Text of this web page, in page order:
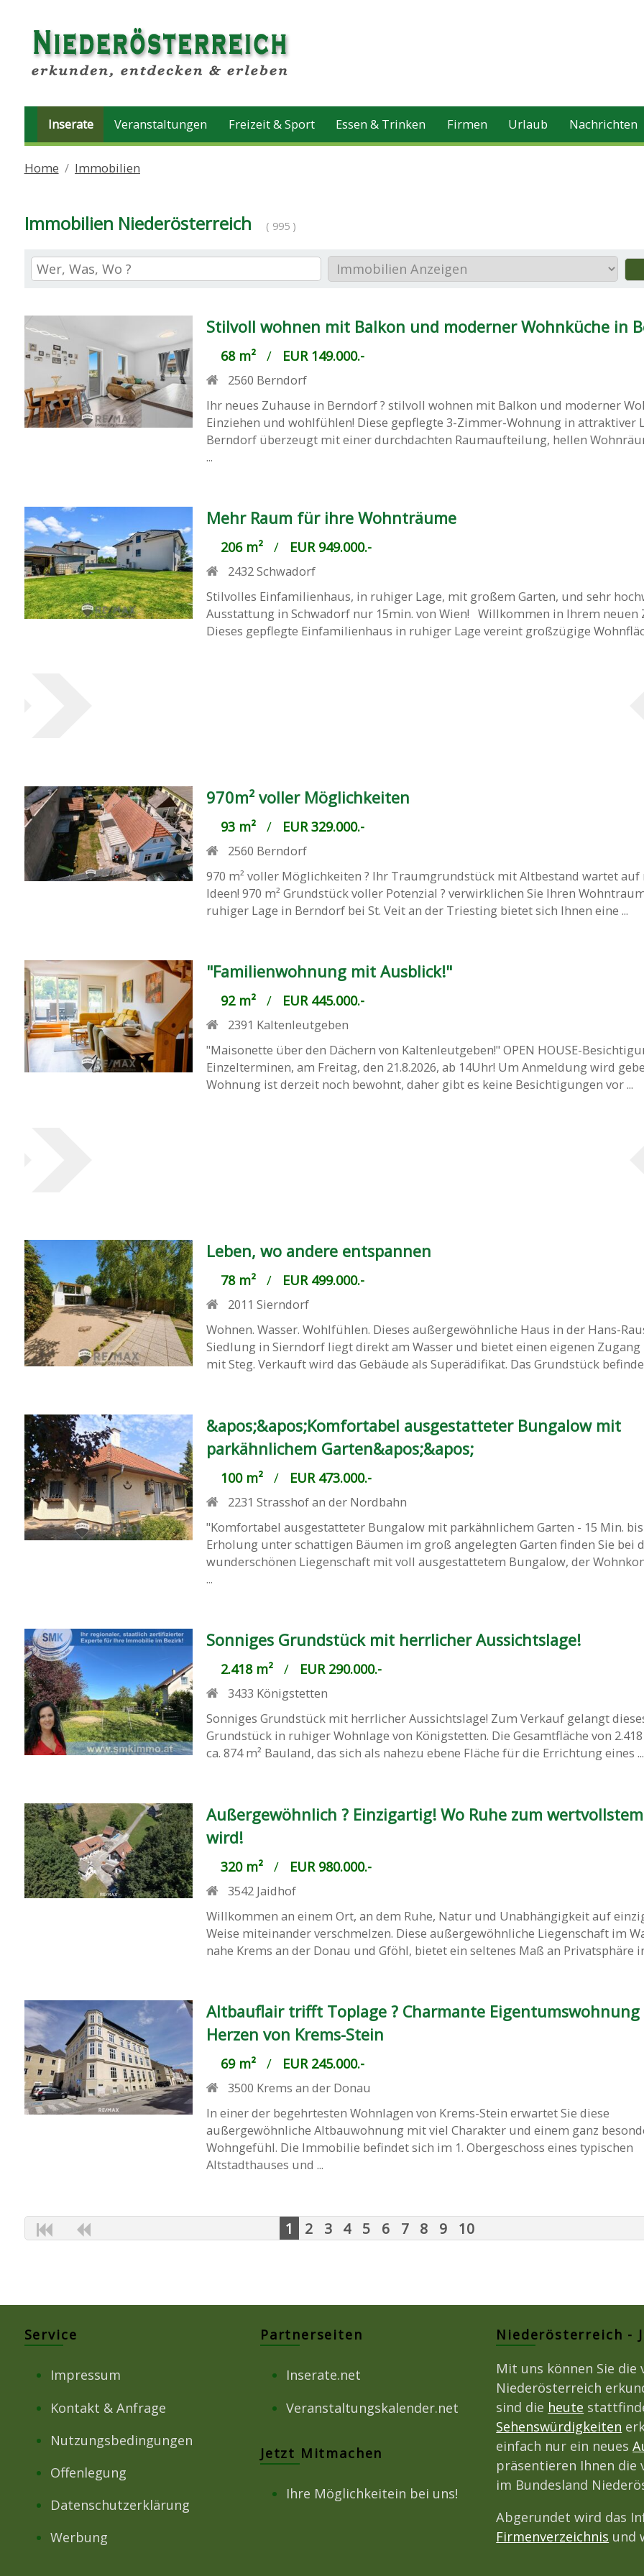
Inserate Veranstaltungen Freizeit & Sport Essen & Trinken Firmen Urlaub Nachrichten
Home Immobilien
Immobilien Niederösterreich ( 995 )
Stilvoll wohnen mit Balkon und moderner Wohnküche in
68 m²/ EUR 149.000.-
2560 Berndorf
Ihr neues Zuhause in Berndorf ? stilvoll wohnen mit Balkon und moderner
Einziehen und wohlfühlen! Diese gepflegte 3-Zimmer-Wohnung in attraktiver
Berndorf überzeugt mit einer durchdachten Raumaufteilung, hellen
...
Mehr Raum für ihre Wohnträume
206 m²/ EUR 949.000.-
2432Schwadorf
Stilvolles Einfamilienhaus, in ruhiger Lage, mit großem Garten, und sehr
Ausstattung in Schwadorf nur 15min. von Wien! Willkommen in Ihrem neuen
Dieses gepflegte Einfamilienhaus in ruhiger Lage vereint großzügige
970m² voller Möglichkeiten
93 m²/ EUR 329.000.-
2560 Berndorf
970 m² voller Möglichkeiten ? Ihr Traumgrundstück mit Altbestand wartet auf
Ideen! 970 m² Grundstück voller Potenzial ? verwirklichen Sie Ihren
ruhiger Lage in Berndorf bei St. Veit an der Triesting bietet sich Ihnen eine ...
"Familienwohnung mit Ausblick!"
92 m²/ EUR 445.000.-
2391 Kaltenleutgeben
"Maisonette über den Dächern von Kaltenleutgeben!" OPEN HOUSE-
Einzelterminen, am Freitag, den 21.8.2026, ab 14Uhr! Um Anmeldung wird
Wohnung ist derzeit noch bewohnt, daher gibt es keine Besichtigungen vor ...
Leben, wo andere entspannen
78 m²/ EUR 499.000.-
2011 Sierndorf
Wohnen. Wasser. Wohlfühlen. Dieses außergewöhnliche Haus in der Hans-
Siedlung in Sierndorf liegt direkt am Wasser und bietet einen eigenen Zugang
mit Steg. Verkauft wird das Gebäude als Superädifikat. Das Grundstück
&apos;&apos;Komfortabel ausgestatteter Bungalow mit
parkähnlichem Garten&apos;&apos;
100 m²/ EUR 473.000.-
2231 Strasshof an der Nordbahn
"Komfortabel ausgestatteter Bungalow mit parkähnlichem Garten - 15 Min.
Erholung unter schattigen Bäumen im groß angelegten Garten finden Sie bei
wunderschönen Liegenschaft mit voll ausgestattetem Bungalow, der
...
Sonniges Grundstück mit herrlicher Aussichtslage!
2.418 m²/ EUR 290.000.-
3433 Königstetten
Sonniges Grundstück mit herrlicher Aussichtslage! Zum Verkauf gelangt
Grundstück in ruhiger Wohnlage von Königstetten. Die Gesamtfläche von
ca. 874 m² Bauland, das sich als nahezu ebene Fläche für die Errichtung eines ...
Außergewöhnlich ? Einzigartig! Wo Ruhe zum
wird!
320 m²/ EUR 980.000.-
3542 Jaidhof
Willkommen an einem Ort, an dem Ruhe, Natur und Unabhängigkeit auf
Weise miteinander verschmelzen. Diese außergewöhnliche Liegenschaft im
nahe Krems an der Donau und Gföhl, bietet ein seltenes Maß an Privatsphäre
Altbauflair trifft Toplage ? Charmante Eigentumswohnung
Herzen von Krems-Stein
69 m²/ EUR 245.000.-
3500 Krems an der Donau
In einer der begehrtesten Wohnlagen von Krems-Stein erwartet Sie diese
außergewöhnliche Altbauwohnung mit viel Charakter und einem ganz
Wohngefühl. Die Immobilie befindet sich im 1. Obergeschoss eines typischen
Altstadthauses und ...
1 2 3 4 5 6 7 8 9 10
Service
Impressum
Kontakt & Anfrage
Nutzungsbedingungen
Offenlegung
Datenschutzerklärung
Werbung
Partnerseiten
Inserate.net
Veranstaltungskalender.net
Jetzt Mitmachen
Ihre Möglichkeitein bei uns!
Niederösterreich -
Mit uns können Sie
Niederösterreich
sind die heute
Sehenswürdigkeiten
einfach nur ein neues
präsentieren Ihnen
im Bundesland
Abgerundet wird das
Firmenverzeichnis und